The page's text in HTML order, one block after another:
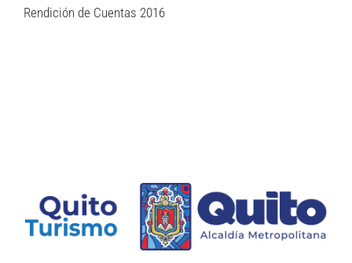
Rendición de Cuentas 2016